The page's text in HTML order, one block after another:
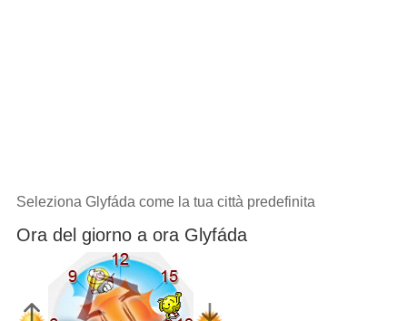
Seleziona Glyfáda come la tua città predefinita
Ora del giorno a ora Glyfáda